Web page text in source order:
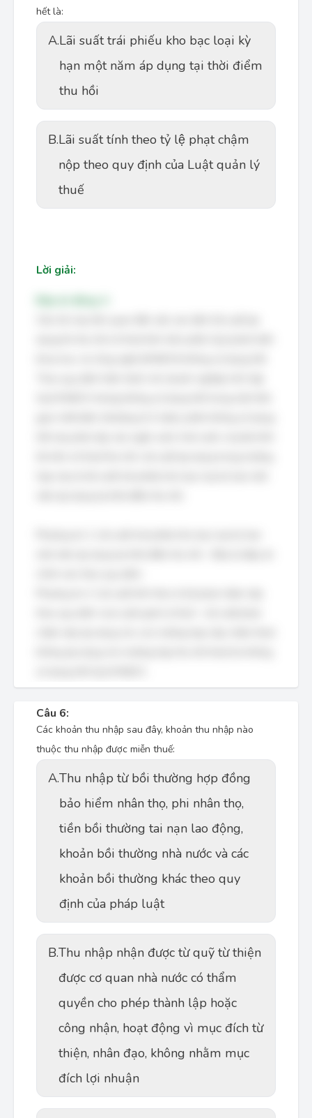
hết là:
A.Lãi suất trái phiếu kho bạc loại kỳ
hạn một năm áp dụng tại thời điểm
thu hồi
B.Lãi suất tính theo tỷ lệ phạt chậm
nộp theo quy định của Luật quản lý
thuế
Lời giải:
Câu 6:
Các khoản thu nhập sau đây, khoản thu nhập nào
thuộc thu nhập được miễn thuế:
A.Thu nhập từ bồi thường hợp đồng
bảo hiểm nhân thọ, phi nhân thọ,
tiền bồi thường tai nạn lao động,
khoản bồi thường nhà nước và các
khoản bồi thường khác theo quy
định của pháp luật
B.Thu nhập nhận được từ quỹ từ thiện
được cơ quan nhà nước có thẩm
quyền cho phép thành lập hoặc
công nhận, hoạt động vì mục đích từ
thiện, nhân đạo, không nhằm mục
đích lợi nhuận